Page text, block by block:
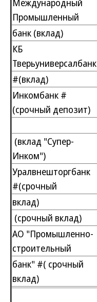
Международный
Промышленный
банк (вклад)
КБ
Тверьуниверсалбанк
#(вклад)
Инкомбанк #
(срочный депозит)
(вклад "Супер-
Инком")
Уралвнешторгбанк
#(срочный
вклад)
(срочный вклад)
АО "Промышленно-
строительный
банк" #( срочный
вклад)